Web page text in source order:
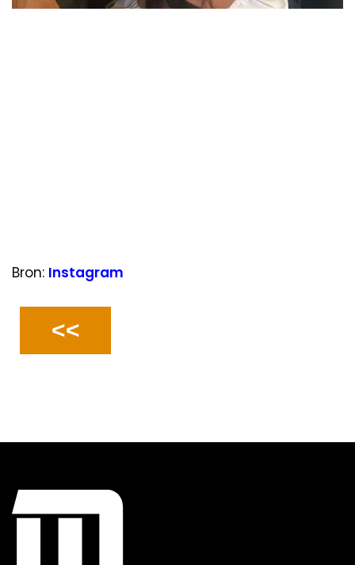
Bron: Instagram
<<